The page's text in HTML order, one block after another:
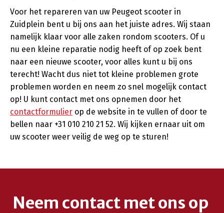
Voor het repareren van uw Peugeot scooter in
Zuidplein bent u bij ons aan het juiste adres. Wij staan
namelijk klaar voor alle zaken rondom scooters. Of u
nu een kleine reparatie nodig heeft of op zoek bent
naar een nieuwe scooter, voor alles kunt u bij ons
terecht! Wacht dus niet tot kleine problemen grote
problemen worden en neem zo snel mogelijk contact
op! U kunt contact met ons opnemen door het
contactformulier op de website in te vullen of door te
bellen naar +31 010 210 21 52. Wij kijken ernaar uit om
uw scooter weer veilig de weg op te sturen!
Neem contact met ons op